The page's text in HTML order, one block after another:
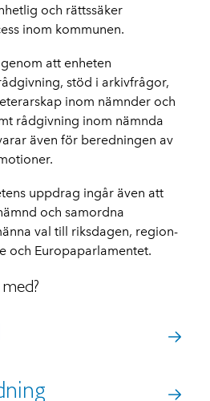
och rättssäker
inom kommunen.
att enheten
stöd i arkivfrågor,
inom nämnder och
rådgivning inom nämnda
även för beredningen av
uppdrag ingår även att
och samordna
val till riksdagen, region-
och Europaparlamentet.